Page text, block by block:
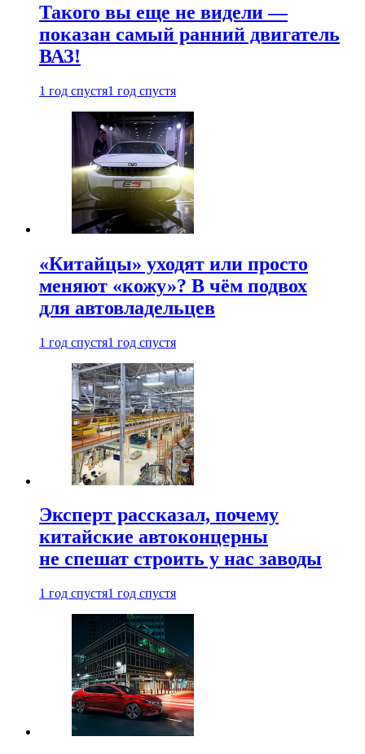
Такого вы еще не видели —
показан самый ранний двигатель
ВАЗ!
1 год спустя1 год спустя
«Китайцы» уходят или просто
меняют «кожу»? В чём подвох
для автовладельцев
1 год спустя1 год спустя
Эксперт рассказал, почему
китайские автоконцерны
не спешат строить у нас заводы
1 год спустя1 год спустя